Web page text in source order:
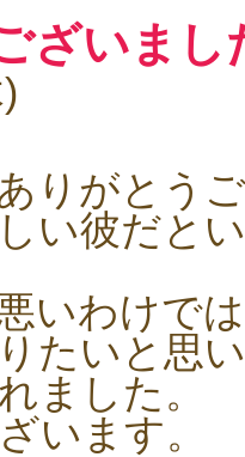
ざいまし
りがとう
い彼だと
いわけで
たいと思
ました。
います。